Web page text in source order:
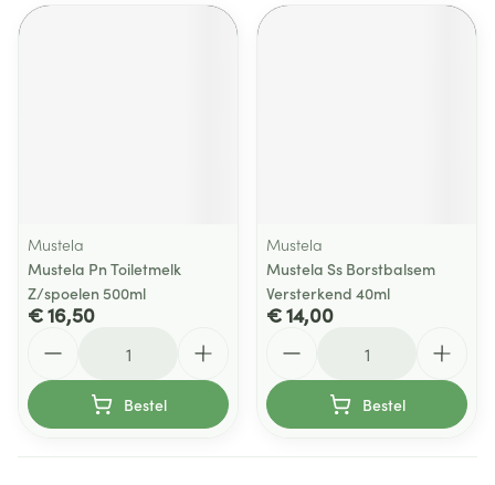
Mustela
Mustela Pn Toiletmelk
Z/spoelen 500ml
€ 16,50
Bestel
Mustela
Mustela Ss Borstbalsem
Versterkend 40ml
€ 14,00
Bestel